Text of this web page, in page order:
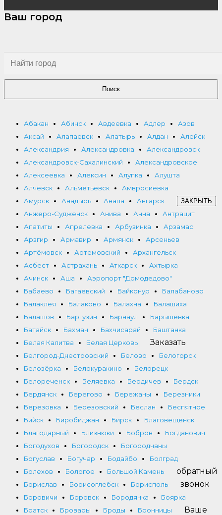
Ваш город
Поиск
Абакан Абинск Авдеевка Адлер
Азов
Аксай
Алапаевск Алатырь Алдан
Алейск
Александрия
Александровка
Александровск
Александровск-Сахалинский
Александровское
Алексеевка
Алексин Алупка
Алушта
Алчевск
Альметьевск
Амвросиевка
Амурск
Анадырь Анапа
Ангарск
Анжеро-Судженск
Анива Анна
Антрацит
Апатиты
Апрелевка Арбузинка
Арзамас
Арзгир
Армавир Армянск
Арсеньев
Артёмовск
Артемовский
Архангельск
Асбест
Астрахань Аткарск
Ахтырка
Ачинск
Аша
Аэропорт "Домодедово"
Бабаево
Багаевский Байконур
Балабаново
Балаклея
Балаково Балахна
Балашиха
Балашов
Баргузин Барнаул
Барышевка
Батайск
Бахмач Бахчисарай
Баштанка
Белая Калитва
Белая Церковь
Белгород-Днестровский
Белово
Белогорск
Белозёрка
Белокуракино
Белорецк
Белореченск
Беляевка Бердичев
Бердск
Бердянск
Берегово Бережаны
Березники
Березовка
Березовский Беслан
Беспятное
Бийск
Биробиджан Бирск
Благовещенск
Благодарный
Близнюки Бобров
Богданович
Богодухов
Богородск
Богородчаны
Богуслав
Богучар Бодайбо
Болград
Болехов
Бологое
Большой Камень
Борислав
Борисоглебск
Борисполь
Боровичи
Боровск Бородянка
Боярка
Братск
Бровары Броды
Бронницы
ЗАКРЫТЬ
Заказать
обратный
звонок
Ваше